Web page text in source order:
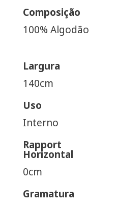
Composição
100% Algodão
Largura
140cm
Uso
Interno
Rapport
Horizontal
0cm
Gramatura